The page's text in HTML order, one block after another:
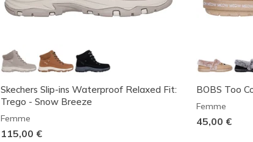
Skechers Slip-ins Waterproof Relaxed Fit:
Trego - Snow Breeze
Femme
115,00 €
BOBS Too
Femme
45,00 €